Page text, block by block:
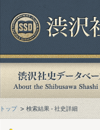
トップ 検索結果 - 社史詳細